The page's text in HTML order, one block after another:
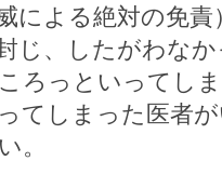
による絶対の免
じ、したがわな
ろっといってし
てしまった医者
。